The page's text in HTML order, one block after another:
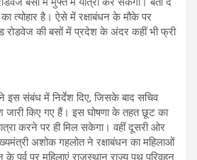
त्योहार है। ऐसे में रक्षाबंधन के मौके पर
रोडवेज की बसों में प्रदेश के अंदर कहीं भी फ्री
इस संबंध में निर्देश दिए, जिसके बाद सचिव
जारी किए गए हैं। इस घोषणा के तहत छूट का
करने पर ही मिल सकेगा। वहीं दूसरी ओर
अशोक गहलोत ने रक्षाबंधन का महिलाओं
के पर्व पर महिलाएं राजस्थान राज्य पथ परिवहन